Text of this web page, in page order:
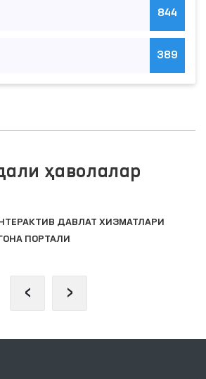
844
389
ҳаволалар
ДАВЛАТ ХИЗМАТЛАРИ
ПОРТАЛИ
‹ ›